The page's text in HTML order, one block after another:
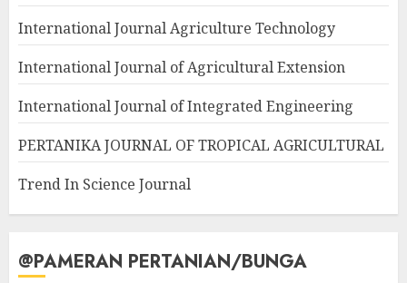
International Journal Agriculture Technology
International Journal of Agricultural Extension
International Journal of Integrated Engineering
PERTANIKA JOURNAL OF TROPICAL AGRICULTURAL
Trend In Science Journal
@PAMERAN PERTANIAN/BUNGA